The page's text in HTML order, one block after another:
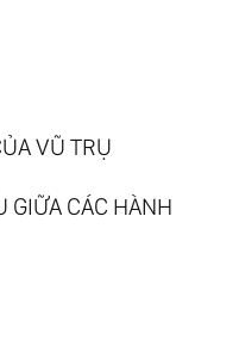
VŨ TRỤ
GIỮA CÁC HÀNH